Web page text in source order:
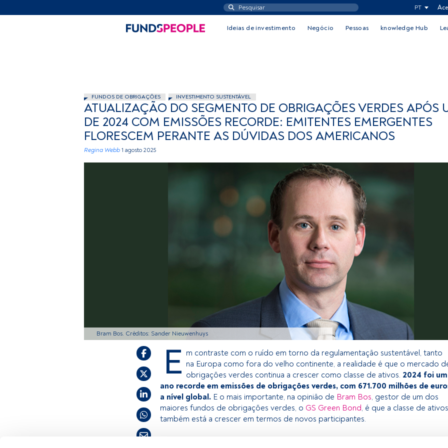
PT
Ideias de investimento Negócio Pessoas knowledge Hub
FUNDOS DE OBRIGAÇÕES INVESTIMENTO SUSTENTÁVEL
ATUALIZAÇÃO DO SEGMENTO DE OBRIGAÇÕES VERDES APÓS
DE 2024 COM EMISSÕES RECORDE: EMITENTES EMERGENTES
FLORESCEM PERANTE AS DÚVIDAS DOS AMERICANOS
Regina Webb 1 agosto 2025
Bram Bos. Créditos: Sander Nieuwenhuys
E m contraste com o ruído em torno da regulamentação sustentável, tanto
na Europa como fora do velho continente, a realidade é que o mercado
obrigações verdes continua a crescer como classe de ativos. 2024 foi um
ano recorde em emissões de obrigações verdes, com 671.700 milhões de
a nível global. E o mais importante, na opinião de Bram Bos, gestor de um dos
maiores fundos de obrigações verdes, o GS Green Bond, é que a classe de ativos
também está a crescer em termos de novos participantes.